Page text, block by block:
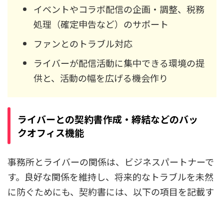
イベントやコラボ配信の企画・調整、税務
処理（確定申告など）のサポート
ファンとのトラブル対応
ライバーが配信活動に集中できる環境の提
供と、活動の幅を広げる機会作り
ライバーとの契約書作成・締結などのバッ
クオフィス機能
事務所とライバーの関係は、ビジネスパートナーで
す。良好な関係を維持し、将来的なトラブルを未然
に防ぐためにも、契約書には、以下の項目を記載す